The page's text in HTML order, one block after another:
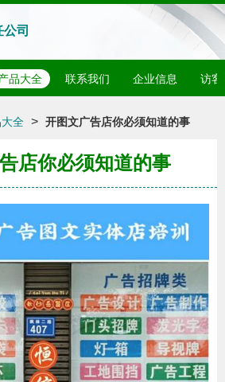
司
品大全 联系我们 企业信息 访客
全 > 开图文广告店你必须知道的事
店你必须知道的事